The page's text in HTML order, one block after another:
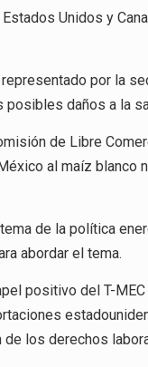
Unidos y
por la
daños a la
de Libre
al maíz blanco
de la política
abordar el tema.
positivo del T-
los derechos